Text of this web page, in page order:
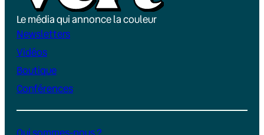
Le média qui annonce la couleur
Newsletters
Vidéos
Boutique
Conférences